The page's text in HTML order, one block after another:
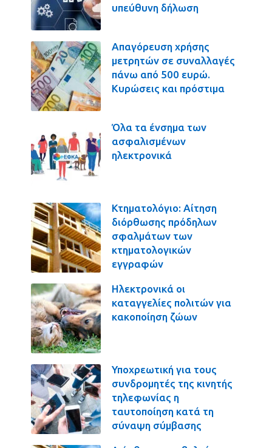
υπεύθυνη δήλωση
Απαγόρευση χρήσης
μετρητών σε συναλλαγές
πάνω από 500 ευρώ.
Κυρώσεις και πρόστιμα
Όλα τα ένσημα των
ασφαλισμένων
ηλεκτρονικά
Κτηματολόγιο: Αίτηση
διόρθωσης πρόδηλων
σφαλμάτων των
κτηματολογικών
εγγραφών
Ηλεκτρονικά οι
καταγγελίες πολιτών για
κακοποίηση ζώων
Υποχρεωτική για τους
συνδρομητές της κινητής
τηλεφωνίας η
ταυτοποίηση κατά τη
σύναψη σύμβασης